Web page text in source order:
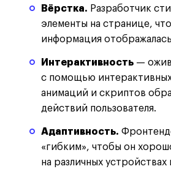
Вёрстка. Разработчик
элементы на странице,
информация
Интерактивность—
с помощью
анимаций и скриптов
действий пользователя.
Адаптивность.
«гибким», чтобы он
на различных устройствах